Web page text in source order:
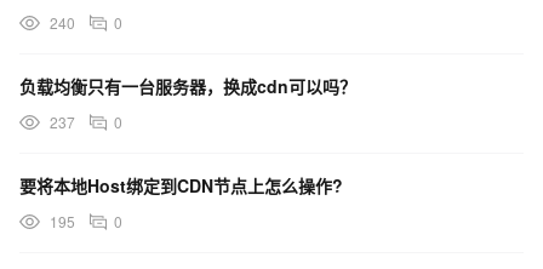
240 0
负载均衡只有一台服务器，换成cdn可以吗？
237 0
要将本地Host绑定到CDN节点上怎么操作?
195 0